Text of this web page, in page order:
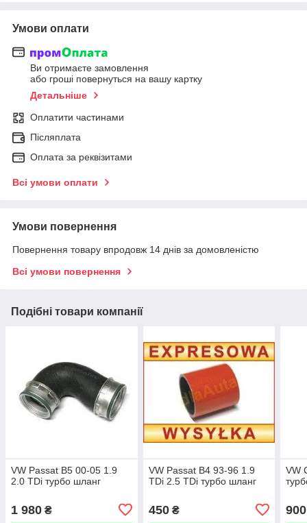
Умови оплати
Ви отримаєте замовлення
або гроші повернуться на вашу картку
Детальніше
Оплатити частинами
Післяплата
Оплата за реквізитами
Всі умови оплати
Умови повернення
Повернення товару впродовж 14 днів за домовленістю
Всі умови повернення
Подібні товари компанії
VW Passat B5 00-05 1.9
2.0 TDi турбо шланг
1 980 ₴
VW Passat B4 93-96 1.9
TDi 2.5 TDi турбо шланг
450₴
VW
900